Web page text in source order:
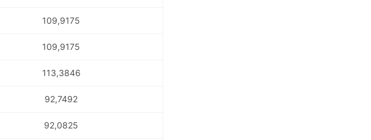
109,9175
109,9175
113,3846
92,7492
92,0825